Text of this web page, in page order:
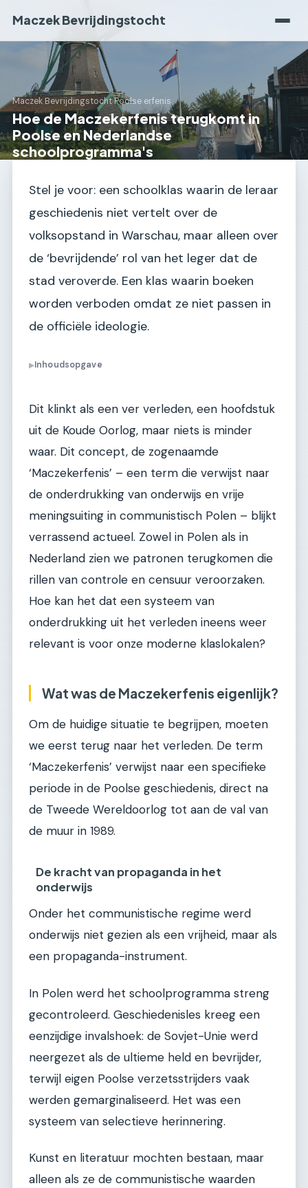
Maczek Bevrijdingstocht
Maczek Bevrijdingstocht›Poolse erfenis
Hoe de Maczekerfenis terugkomt in
Poolse en Nederlandse
schoolprogramma's
Stel je voor: een schoolklas waarin de leraar
geschiedenis niet vertelt over de
volksopstand in Warschau, maar alleen over
de ‘bevrijdende’ rol van het leger dat de
stad veroverde. Een klas waarin boeken
worden verboden omdat ze niet passen in
de officiële ideologie.
▶Inhoudsopgave
Dit klinkt als een ver verleden, een hoofdstuk
uit de Koude Oorlog, maar niets is minder
waar. Dit concept, de zogenaamde
‘Maczekerfenis’ – een term die verwijst naar
de onderdrukking van onderwijs en vrije
meningsuiting in communistisch Polen – blijkt
verrassend actueel. Zowel in Polen als in
Nederland zien we patronen terugkomen die
rillen van controle en censuur veroorzaken.
Hoe kan het dat een systeem van
onderdrukking uit het verleden ineens weer
relevant is voor onze moderne klaslokalen?
Wat was de Maczekerfenis eigenlijk?
Om de huidige situatie te begrijpen, moeten
we eerst terug naar het verleden. De term
‘Maczekerfenis’ verwijst naar een specifieke
periode in de Poolse geschiedenis, direct na
de Tweede Wereldoorlog tot aan de val van
de muur in 1989.
De kracht van propaganda in het
onderwijs
Onder het communistische regime werd
onderwijs niet gezien als een vrijheid, maar als
een propaganda-instrument.
In Polen werd het schoolprogramma streng
gecontroleerd. Geschiedenisles kreeg een
eenzijdige invalshoek: de Sovjet-Unie werd
neergezet als de ultieme held en bevrijder,
terwijl eigen Poolse verzetsstrijders vaak
werden gemarginaliseerd. Het was een
systeem van selectieve herinnering.
Kunst en literatuur mochten bestaan, maar
alleen als ze de communistische waarden